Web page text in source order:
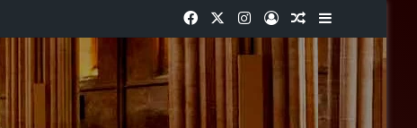
FacebookInstagram
EntrarArtigo aleatório
Barra